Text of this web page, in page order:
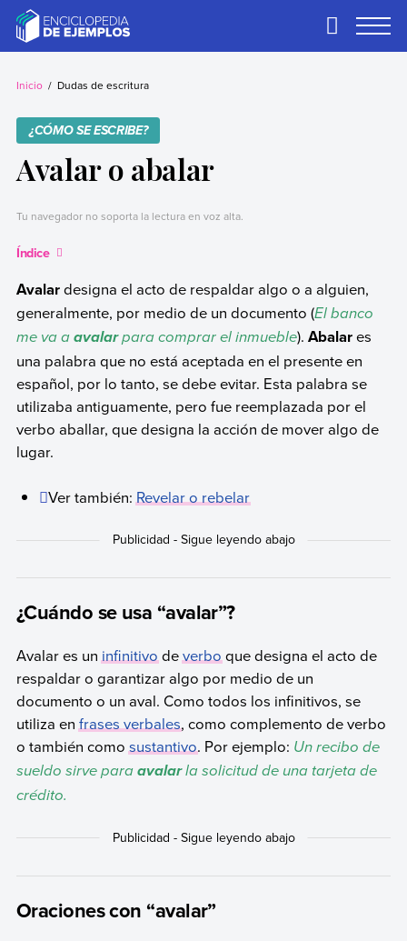
contentEjemplos
Necesitas ejemplos.
Primary
Inicio Dudas de escritura
¿CÓMO SE ESCRIBE?
Avalar o abalar
Tu navegador no soporta la lectura en voz alta.
Índice
Avalardesigna el acto de respaldar algo o a alguien,
generalmente, por medio de un documento (El banco
me va a avalarpara comprar el inmueble). Abalares
una palabra que no está aceptada en el presente en
español, por lo tanto, se debe evitar. Esta palabra se
utilizaba antiguamente, pero fue reemplazada por el
verbo aballar, que designa la acción de mover algo de
lugar.
Ver también:Revelar o rebelar
¿Cuándo se usa “avalar”?
Avalar es uninfinitivodeverboque designa el acto de
respaldar o garantizar algo por medio de un
documento o un aval. Como todos los infinitivos, se
utiliza enfrases verbales, como complemento de verbo
o también comosustantivo. Por ejemplo: Un recibo de
sueldo sirve para avalarla solicitud de una tarjeta de
crédito.
Oraciones con “avalar”